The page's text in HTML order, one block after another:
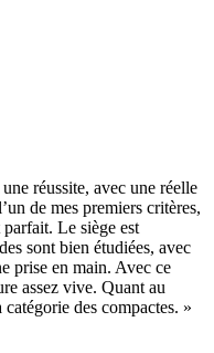
réussite, avec une réelle
de mes premiers critères,
parfait. Le siège est
sont bien étudiées, avec
prise en main. Avec ce
assez vive. Quant au
des compactes. »